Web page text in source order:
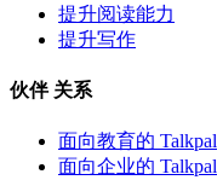
提升阅读能力
提升写作
伙伴 关系
面向教育的 Talkpal
面向企业的 Talkpal